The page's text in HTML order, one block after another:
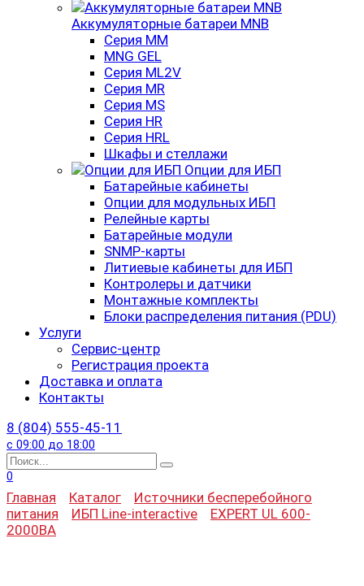
Аккумуляторные батареи MNB
Серия MM
MNG GEL
Серия ML2V
Серия MR
Серия MS
Серия HR
Серия HRL
Шкафы и стеллажи
Опции для ИБП
Батарейные кабинеты
Опции для модульных ИБП
Релейные карты
Батарейные модули
SNMP-карты
Литиевые кабинеты для ИБП
Контролеры и датчики
Монтажные комплекты
Блоки распределения питания (PDU)
Услуги
Сервис-центр
Регистрация проекта
Доставка и оплата
Контакты
8 (804) 555-45-11
с 09:00 до 18:00
Search
for:
0
Главная Каталог
Источники бесперебойного
питания
ИБП Line-interactive
EXPERT UL 600-
2000ВА